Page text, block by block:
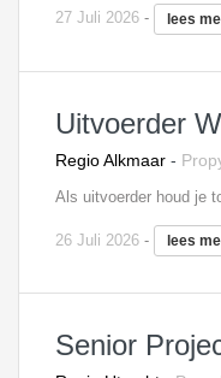
27 Juli 2026 - lees
Uitvoerder
Regio Alkmaar -
26 Juli 2026 - lees
Senior